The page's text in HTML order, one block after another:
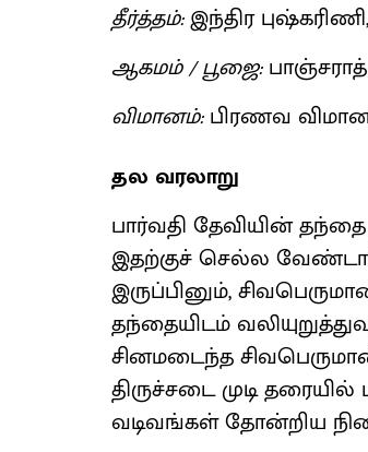
தீர்த்தம்:இந்திர
ஆகமம் / பூஜை:
விமானம்:பிரணவ
தல வரலாறு
பார்வதி தேவியின்
இதற்குச் செல்ல வேண்டாம்
இருப்பினும்,
தந்தையிடம்
சினமடைந்த
திருச்சடை முடி
வடிவங்கள் தோன்றிய